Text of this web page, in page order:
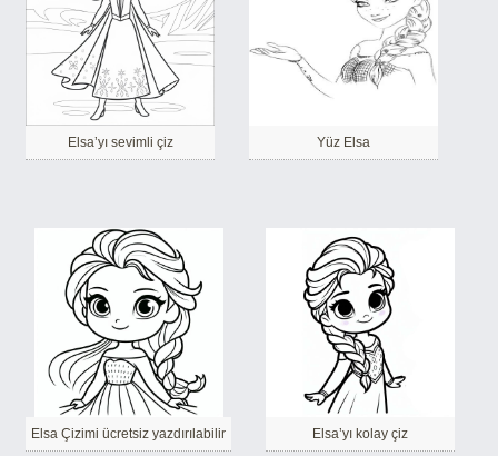
Elsa’yı sevimli çiz Yüz Elsa
Elsa Çizimi ücretsiz yazdırılabilir Elsa’yı kolay çiz